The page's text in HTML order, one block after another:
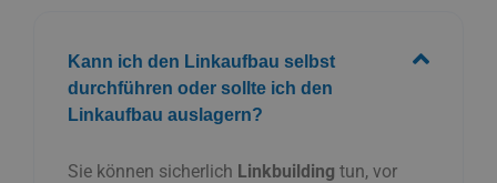
Kann ich den Linkaufbau selbst
durchführen oder sollte ich den
Linkaufbau auslagern?
Sie können sicherlich Linkbuilding tun, vor